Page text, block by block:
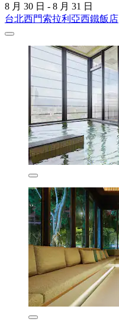
8 月 30 日 - 8 月 31 日
台北西門索拉利亞西鐵飯店